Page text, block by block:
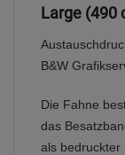
Large (490
B&W
Die Fahne
das
als bedruckter